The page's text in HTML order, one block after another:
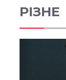
РІЗНЕ